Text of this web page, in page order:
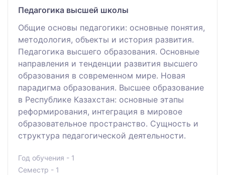
Педагогика высшей школы
Общие основы педагогики: основные понятия,
методология, объекты и история развития.
Педагогика высшего образования. Основные
направления и тенденции развития высшего
образования в современном мире. Новая
парадигма образования. Высшее образование
в Республике Казахстан: основные этапы
реформирования, интеграция в мировое
образовательное пространство. Сущность и
структура педагогической деятельности.
Год обучения - 1
Семестр - 1